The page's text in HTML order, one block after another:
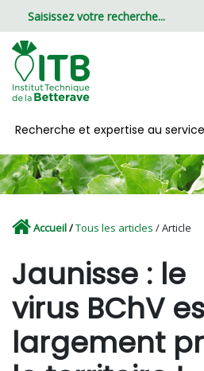
Recherche et expertise au
Accueil/Tous les articles / Article
Jaunisse : le
virus BChV
largement
Panneau de gestion des cookies